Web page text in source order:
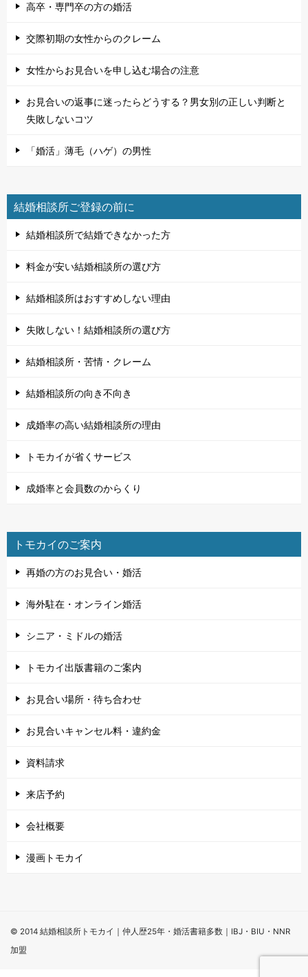
高卒・専門卒の方の婚活
交際初期の女性からのクレーム
女性からお見合いを申し込む場合の注意
お見合いの返事に迷ったらどうする？男女別の正しい判断と
失敗しないコツ
「婚活」薄毛（ハゲ）の男性
結婚相談所ご登録の前に
結婚相談所で結婚できなかった方
料金が安い結婚相談所の選び方
結婚相談所はおすすめしない理由
失敗しない！結婚相談所の選び方
結婚相談所・苦情・クレーム
結婚相談所の向き不向き
成婚率の高い結婚相談所の理由
トモカイが省くサービス
成婚率と会員数のからくり
トモカイのご案内
再婚の方のお見合い・婚活
海外駐在・オンライン婚活
シニア・ミドルの婚活
トモカイ出版書籍のご案内
お見合い場所・待ち合わせ
お見合いキャンセル料・違約金
資料請求
来店予約
会社概要
漫画トモカイ
© 2014 結婚相談所トモカイ｜仲人歴25年・婚活書籍多数｜IBJ・BIU・NNR
加盟